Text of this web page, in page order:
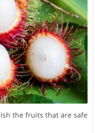
the fruits that are safe